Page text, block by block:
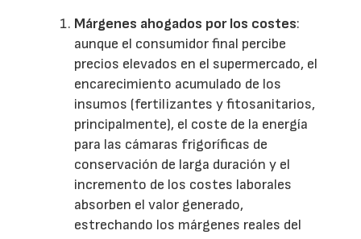
Márgenes ahogados por los costes:
aunque el consumidor final percibe
precios elevados en el supermercado, el
encarecimiento acumulado de los
insumos (fertilizantes y fitosanitarios,
principalmente), el coste de la energía
para las cámaras frigoríficas de
conservación de larga duración y el
incremento de los costes laborales
absorben el valor generado,
estrechando los márgenes reales del